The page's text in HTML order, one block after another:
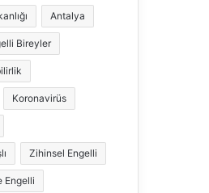
Antalya
Bireyler
Koronavirüs
Zihinsel Engelli
Engelli